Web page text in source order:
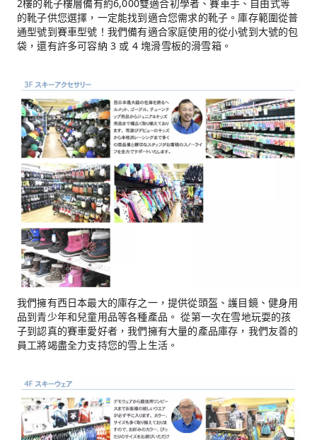
2樓的靴子樓層備有約6,000雙適合初學者、賽車手、自由式等
的靴子供您選擇，一定能找到適合您需求的靴子。庫存範圍從普
通型號到賽車型號！我們備有適合家庭使用的從小號到大號的包
袋，還有許多可容納 3 或 4 塊滑雪板的滑雪箱。
我們擁有西日本最大的庫存之一，提供從頭盔、護目鏡、健身用
品到青少年和兒童用品等各種產品。 從第一次在雪地玩耍的孩
子到認真的賽車愛好者，我們擁有大量的產品庫存，我們友善的
員工將竭盡全力支持您的雪上生活。